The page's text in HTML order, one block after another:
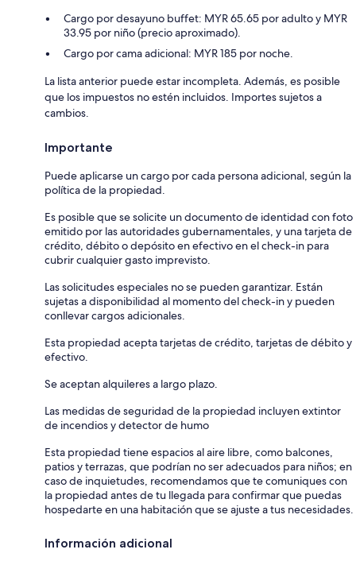
Cargo por desayuno buffet: MYR 65.65 por adulto y MYR
33.95 por niño (precio aproximado).
Cargo por cama adicional: MYR 185 por noche.
La lista anterior puede estar incompleta. Además, es posible
que los impuestos no estén incluidos. Importes sujetos a
cambios.
Importante
Puede aplicarse un cargo por cada persona adicional, según la
política de la propiedad.
Es posible que se solicite un documento de identidad con foto
emitido por las autoridades gubernamentales, y una tarjeta de
crédito, débito o depósito en efectivo en el check-in para
cubrir cualquier gasto imprevisto.
Las solicitudes especiales no se pueden garantizar. Están
sujetas a disponibilidad al momento del check-in y pueden
conllevar cargos adicionales.
Esta propiedad acepta tarjetas de crédito, tarjetas de débito y
efectivo.
Se aceptan alquileres a largo plazo.
Las medidas de seguridad de la propiedad incluyen extintor
de incendios y detector de humo
Esta propiedad tiene espacios al aire libre, como balcones,
patios y terrazas, que podrían no ser adecuados para niños; en
caso de inquietudes, recomendamos que te comuniques con
la propiedad antes de tu llegada para confirmar que puedas
hospedarte en una habitación que se ajuste a tus necesidades.
Información adicional